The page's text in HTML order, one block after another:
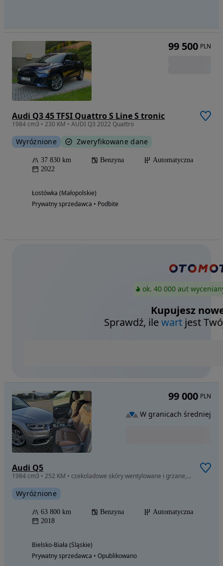
Audi Q3 45 TFSI Quattro S Line S tronic
1984 cm3 • 230 KM • AUDI Q3 2022 Quattro
Wyróżnione Zweryfikowane dane
37 830 km Benzyna
Automatyczna
2022
Łostówka (Małopolskie)
Prywatny sprzedawca • Podbite
99 500 PLN
ok. 40 000 aut
Kupujesz
Sprawdź, ilewart jest
Audi Q5
1984 cm3 • 252 KM • czekoladowe skóry wentylowane i grzane, FULL, cena do negocjacji
Wyróżnione
63 800 km Benzyna
Automatyczna
2018
Bielsko-Biała (Śląskie)
Prywatny sprzedawca • Opublikowano
99 000 PLN
W granicach średniej